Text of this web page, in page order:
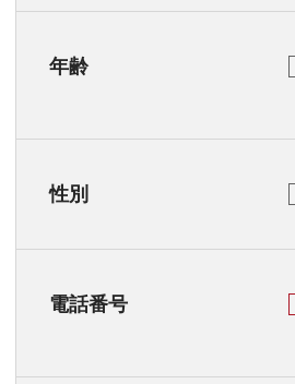
年齢
性別
電話番号